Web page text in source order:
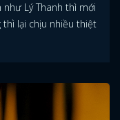
như Lý Thanh thì mới
thì lại chịu nhiều thiệt